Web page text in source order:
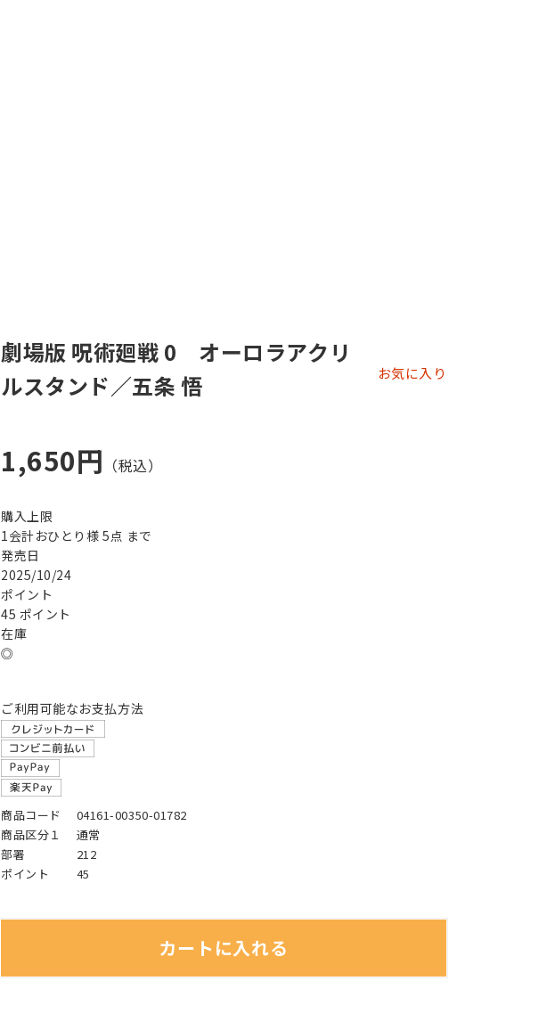
劇場版 呪術廻戦 0 オーロラアクリ
ルスタンド／五条 悟
お気に入り
1,650円
購入上限
1会計おひとり様 5点 まで
発売日
2025/10/24
ポイント
45 ポイント
在庫
◎
ご利用可能なお支払方法
商品コード
04161-00350-01782
商品区分１
通常
部署
212
ポイント
45
カートに入れる